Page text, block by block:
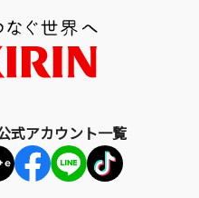
式アカウント一覧